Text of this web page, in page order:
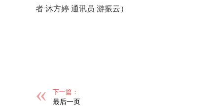
者 沐方婷 通讯员 游振云）
下一篇：
最后一页